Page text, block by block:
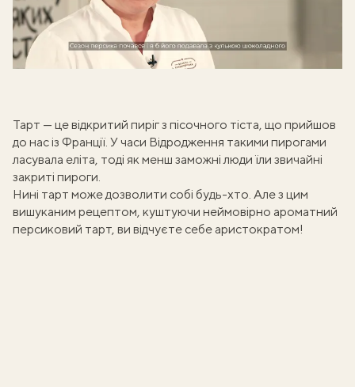
Тарт — цевідкритий пиріг з пісочного тіста, що прийшов
до нас із Франції. У часи Відродження такими пирогами
ласувала еліта, тоді як менш заможні люди їли звичайні
закриті пироги.
Нині тарт може дозволити собі будь-хто. Але з цим
вишуканим рецептом, куштуючи неймовірно ароматний
персиковий тарт, ви відчуєте себе аристократом!